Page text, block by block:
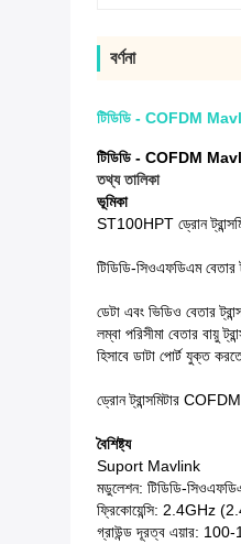
বর্ণনা
টিডিডি - COFDM
টিডিডি - COFDM
তথ্য তালিকা
ভূমিকা
ST100HPT ড্রোন
টিডিডি-সিওএফডিএম
ডেটা এবং ভিডিও বেতার
লম্বা পরিসীমা বেতার বায়ু
হিসাবে ডাটা পোর্ট যুক্ত
ড্রোন ট্রান্সমিটার
বৈশিষ্ট্য
Suport Mavlink
মডুলেশন: টিডিডি-
ফ্রিকোয়েন্সি: 2.4GHz
গ্রাউন্ড দূরত্ব এয়ার: